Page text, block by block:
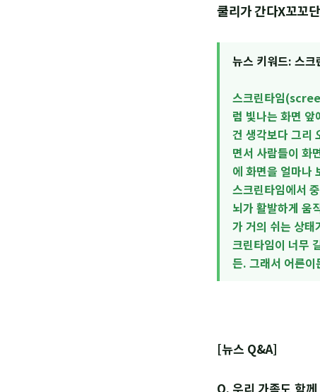
쿨리가 간다X꼬꼬단
뉴스 키워드: 스크
스크린타임
럼 빛나는 화면
건 생각보다 그리
면서 사람들이 화
에 화면을 얼마나
스크린타임에서
뇌가 활발하게 움
가 거의 쉬는 상
크린타임이 너무
든. 그래서 어른
[뉴스 Q&A]
Q. 우리 가족도 함